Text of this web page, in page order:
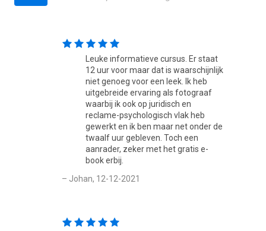
leerobjecten en bevat tevens aanvullend oefenmateriaal. Aan
het einde van de cursus is er een eindtoets.
Aantal modules
Deze online cursus bestaat uit 4 modules.
De cursus 'De kracht van foto's in je marketing' wordt
afgesloten met een eindtoets. De eindtoets bestaat uit
meerkeuzevragen.
Als je slaagt voor de eindtoets, ontvang je per e-mail een
Leuke informatieve cursus. Er staat
12 uur voor maar dat is waarschijnlijk
niet genoeg voor een leek. Ik heb
uitgebreide ervaring als fotograaf
waarbij ik ook op juridisch en
reclame-psychologisch vlak heb
gewerkt en ik ben maar net onder de
twaalf uur gebleven. Toch een
aanrader, zeker met het gratis e-
book erbij.
– Johan, 12-12-2021